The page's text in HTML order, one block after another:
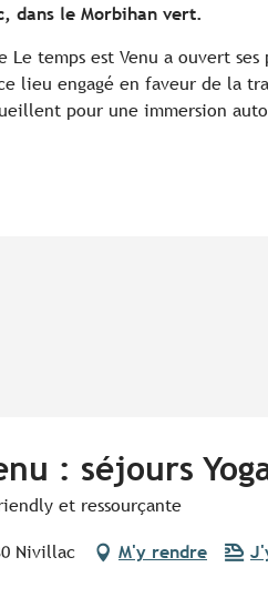
dans le Morbihan vert.
Le temps est Venu a ouvert
lieu engagé en faveur de la
pour une immersion
: séjours
et ressourçante
Nivillac M'y rendre